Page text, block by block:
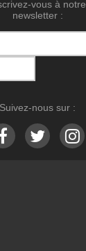
vous à notre
newsletter :
Suivez-nous sur :